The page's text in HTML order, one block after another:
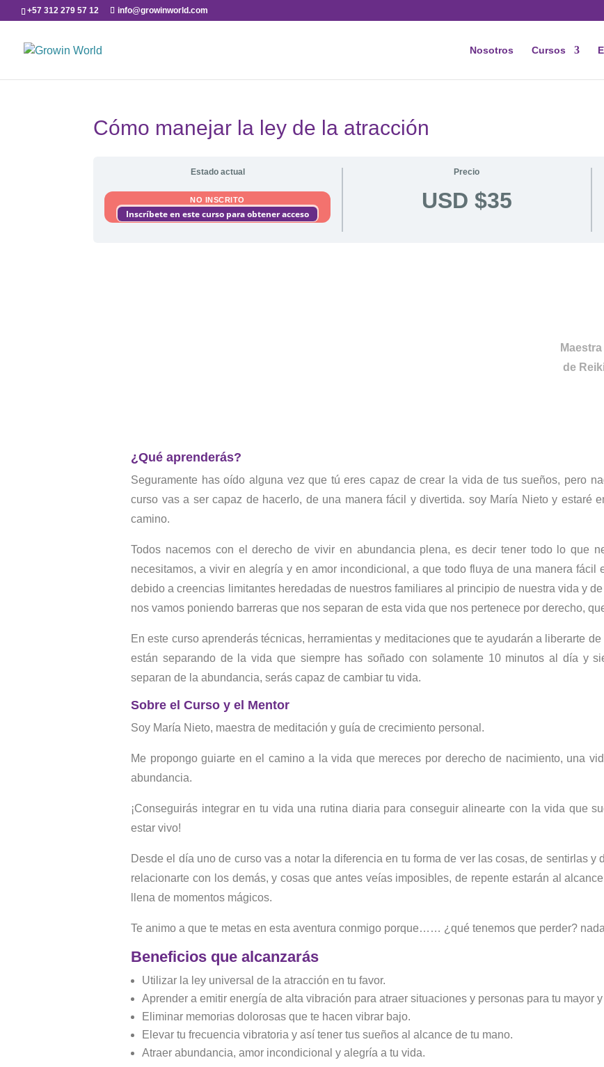
+57 312 279 57 12 info@growinworld.com
Nosotros Cursos
Cómo manejar la ley de la atracción
Estado actual
NO INSCRITO
Inscríbete en este curso para obtener acceso
Precio
USD $35
de
¿Quéaprenderás?
Seguramente has oído alguna vez que tú eres capaz de crear la vida de tus sueños, pero
curso vas a ser capaz de hacerlo, de una manera fácil y divertida. soy María Nieto y estaré
camino.
Todos nacemos con el derecho de vivir en abundancia plena, es decir tener todo lo que
necesitamos, a vivir en alegría y en amor incondicional, a que todo fluya de una manera fácil
debido a creencias limitantes heredadas de nuestros familiares al principio de nuestra vida y
nos vamos poniendo barreras que nos separan de esta vida que nos pertenece por derecho,
En este curso aprenderás técnicas, herramientas y meditaciones que te ayudarán a liberarte
están separando de la vida que siempre has soñado con solamente 10 minutos al día y
separan de la abundancia, serás capaz de cambiar tu vida.
Sobre el Curso y el Mentor
Soy María Nieto, maestra de meditación y guía de crecimiento personal.
Me propongo guiarte en el camino a la vida que mereces por derecho de nacimiento, una
abundancia.
¡Conseguirás integrar en tu vida una rutina diaria para conseguir alinearte con la vida que
estar vivo!
Desde el día uno de curso vas a notar la diferencia en tu forma de ver las cosas, de sentirlas y
relacionarte con los demás, y cosas que antes veías imposibles, de repente estarán al
llena de momentos mágicos.
Te animo a que te metas en esta aventura conmigo porque…… ¿qué tenemos que perder?
Beneficios quealcanzarás
Utilizar la ley universal de la atracción en tu favor.
Aprender a emitir energía de alta vibración para atraer situaciones y personas para tu mayor
Eliminar memorias dolorosas que te hacen vibrar bajo.
Elevar tu frecuencia vibratoria y así tener tus sueños al alcance de tu mano.
Atraer abundancia, amor incondicional y alegría a tu vida.